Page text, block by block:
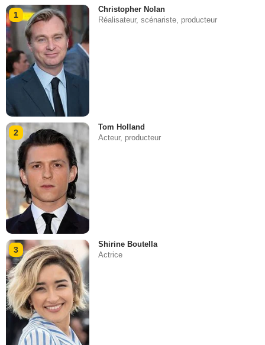
1
Christopher Nolan
Réalisateur, scénariste, producteur
2
Tom Holland
Acteur, producteur
3
Shirine Boutella
Actrice